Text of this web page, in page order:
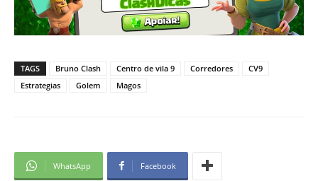
TAGS Bruno Clash Centro de vila 9 Corredores
CV9
Estrategias
Golem Magos
WhatsApp Facebook